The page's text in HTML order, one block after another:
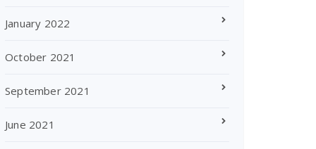
January 2022
October 2021
September 2021
June 2021